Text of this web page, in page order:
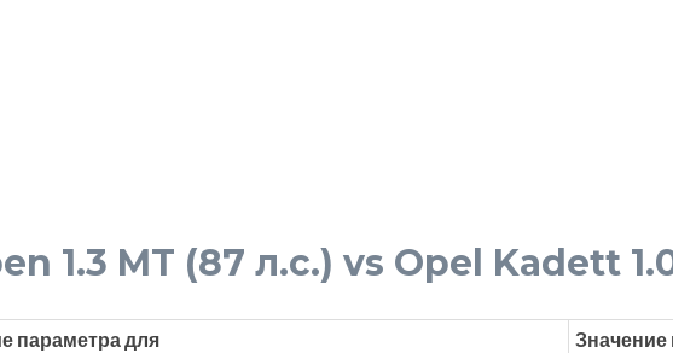
1.3 MT (87 л.с.) vs Opel Kadett
параметра для
Значение